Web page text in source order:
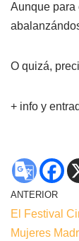
Aunque para
O quizá,
+ info y
ANTERIOR
El Festival
Mujeres